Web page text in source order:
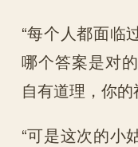
“每个人都面临
哪个答案是对
自有道理，你
“可是这次的小